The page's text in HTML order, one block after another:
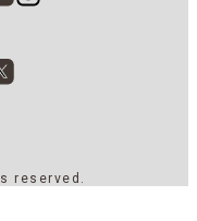
reserved.